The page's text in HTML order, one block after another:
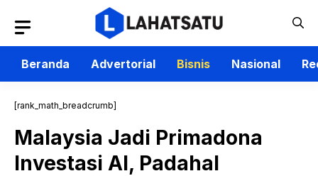
isi
Beranda
Advertorial Bisnis Nasional
[rank_math_breadcrumb]
Malaysia Jadi Primadona
Investasi AI, Padahal